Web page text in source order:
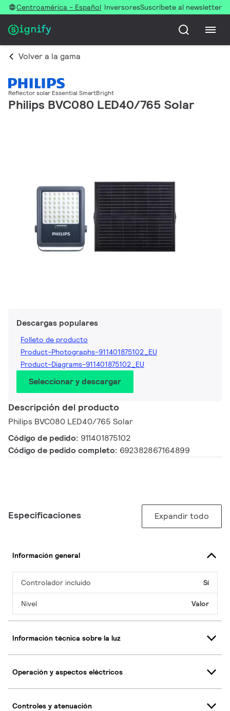
Centroamérica - Español InversoresSuscríbete al newsletter
Volver a la gama
Reflector solar Essential SmartBright
Philips BVC080 LED40/765 Solar
Descargas populares
Folleto de producto
Product-Photographs-911401875102_EU
Product-Diagrams-911401875102_EU
Seleccionar y descargar
Descripción del producto
Philips BVC080 LED40/765 Solar
Código de pedido: 911401875102
Código de pedido completo: 692382867164899
Especificaciones Expandir todo
Información general
Controlador incluido Sí
Nivel Valor
Información técnica sobre la luz
Operación y aspectos eléctricos
Controles y atenuación